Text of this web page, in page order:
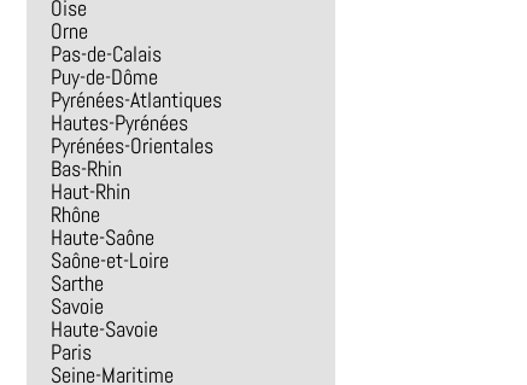
Oise
Orne
Pas-de-Calais
Puy-de-Dôme
Pyrénées-Atlantiques
Hautes-Pyrénées
Pyrénées-Orientales
Bas-Rhin
Haut-Rhin
Rhône
Haute-Saône
Saône-et-Loire
Sarthe
Savoie
Haute-Savoie
Paris
Seine-Maritime